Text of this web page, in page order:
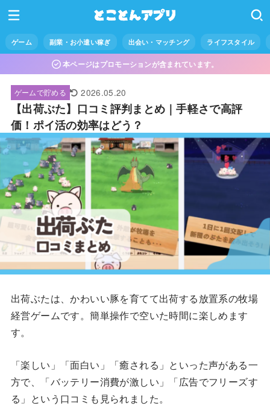
ゲーム 副業・お小遣い稼ぎ 出会い・マッチング ライフスタイル
本ページはプロモーションが含まれています。
ゲームで貯める 2026.05.20
【出荷ぶた】口コミ評判まとめ｜手軽さで高評
価！ポイ活の効率はどう？
出荷ぶたは、かわいい豚を育てて出荷する放置系の牧場
経営ゲームです。簡単操作で空いた時間に楽しめます
す。
「楽しい」「面白い」「癒される」といった声がある一
方で、「バッテリー消費が激しい」「広告でフリーズす
る」という口コミも見られました。